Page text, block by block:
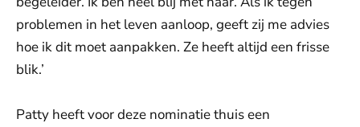
problemen in het leven aanloop, geeft zij me advies
hoe ik dit moet aanpakken. Ze heeft altijd een frisse
blik.’
Patty heeft voor deze nominatie thuis een